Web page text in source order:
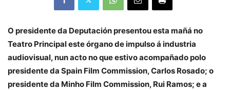
O presidente da Deputación presentou esta mañá no
Teatro Principal este órgano de impulso á industria
audiovisual, nun acto no que estivo acompañado polo
presidente da Spain Film Commission, Carlos Rosado; o
presidente da Minho Film Commission, Rui Ramos; e a